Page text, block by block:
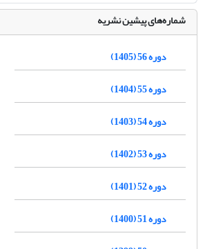
شماره‌های پیشین نشریه
دوره 56 (1405)
دوره 55 (1404)
دوره 54 (1403)
دوره 53 (1402)
دوره 52 (1401)
دوره 51 (1400)